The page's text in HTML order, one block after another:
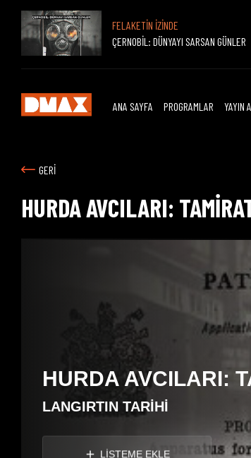
FELAKETİN İZİNDE
ÇERNOBİL: DÜNYAYI SARSAN GÜNLER
ANA SAYFA PROGRAMLAR YAYIN
GERİ
HURDA AVCILARI:
HURDA AVCILARI:
LANGIRTIN TARIHI
LİSTEME EKLE